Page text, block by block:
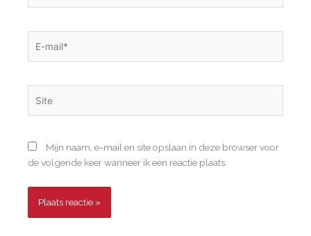
mail*
Mijn naam, e-mail en site opslaan in deze browser voor
de volgende keer wanneer ik een reactie plaats.